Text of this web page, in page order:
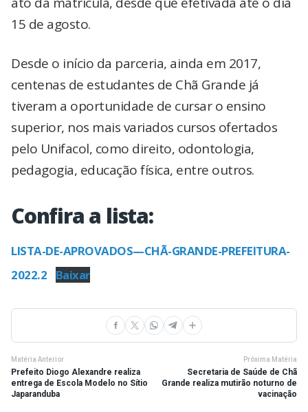
15 de agosto.
Desde o início da parceria, ainda em 2017,
centenas de estudantes de Chã Grande já
tiveram a oportunidade de cursar o ensino
superior, nos mais variados cursos ofertados
pelo Unifacol, como direito, odontologia,
pedagogia, educação física, entre outros.
Confira a lista:
LISTA-DE-APROVADOS—CHÃ-GRANDE-PREFEITURA-
2022.2
Baixar
Matéria Anterior
Prefeito Diogo Alexandre realiza
entrega de Escola Modelo no Sítio
Japaranduba
Próxima Matéria
Secretaria de Saúde de Chã
Grande realiza mutirão noturno de
vacinação